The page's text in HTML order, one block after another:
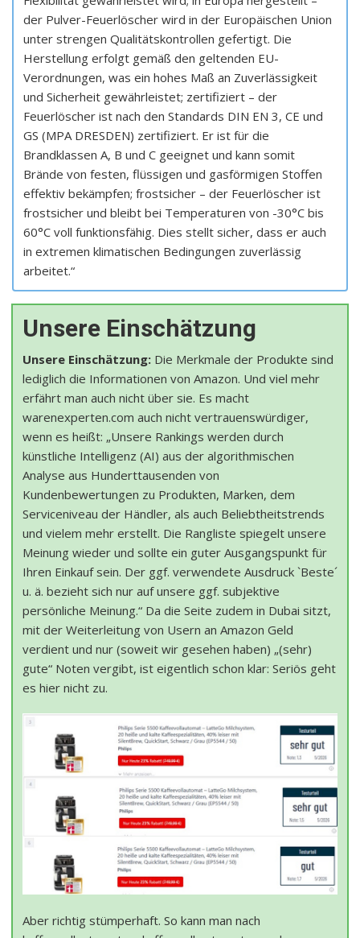
der Pulver-Feuerlöscher wird in der Europäischen Union
unter strengen Qualitätskontrollen gefertigt. Die
Herstellung erfolgt gemäß den geltenden EU-
Verordnungen, was ein hohes Maß an Zuverlässigkeit
und Sicherheit gewährleistet; zertifiziert – der
Feuerlöscher ist nach den Standards DIN EN 3, CE und
GS (MPA DRESDEN) zertifiziert. Er ist für die
Brandklassen A, B und C geeignet und kann somit
Brände von festen, flüssigen und gasförmigen Stoffen
effektiv bekämpfen; frostsicher – der Feuerlöscher ist
frostsicher und bleibt bei Temperaturen von -30°C bis
60°C voll funktionsfähig. Dies stellt sicher, dass er auch
in extremen klimatischen Bedingungen zuverlässig
arbeitet.“
Unsere Einschätzung
Unsere Einschätzung: Die Merkmale der Produkte sind
lediglich die Informationen von Amazon. Und viel mehr
erfährt man auch nicht über sie. Es macht
warenexperten.com auch nicht vertrauenswürdiger,
wenn es heißt: „Unsere Rankings werden durch
künstliche Intelligenz (AI) aus der algorithmischen
Analyse aus Hunderttausenden von
Kundenbewertungen zu Produkten, Marken, dem
Serviceniveau der Händler, als auch Beliebtheitstrends
und vielem mehr erstellt. Die Rangliste spiegelt unsere
Meinung wieder und sollte ein guter Ausgangspunkt für
Ihren Einkauf sein. Der ggf. verwendete Ausdruck `Beste´
u. ä. bezieht sich nur auf unsere ggf. subjektive
persönliche Meinung.“ Da die Seite zudem in Dubai sitzt,
mit der Weiterleitung von Usern an Amazon Geld
verdient und nur (soweit wir gesehen haben) „(sehr)
gute“ Noten vergibt, ist eigentlich schon klar: Seriös geht
es hier nicht zu.
Aber richtig stümperhaft. So kann man nach